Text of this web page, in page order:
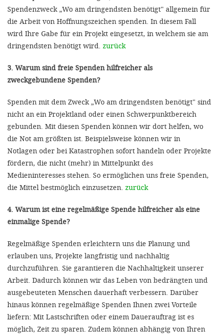
Spendenzweck „Wo am dringendsten benötigt" allgemein für
die Arbeit von Hoffnungszeichen spenden. In diesem Fall
wird Ihre Gabe für ein Projekt eingesetzt, in welchem sie am
dringendsten benötigt wird. zurück
3. Warum sind freie Spenden hilfreicher als
zweckgebundene Spenden?
Spenden mit dem Zweck „Wo am dringendsten benötigt" sind
nicht an ein Projektland oder einen Schwerpunktbereich
gebunden. Mit diesen Spenden können wir dort helfen, wo
die Not am größten ist. Beispielsweise können wir in
Notlagen oder bei Katastrophen sofort handeln oder Projekte
fördern, die nicht (mehr) in Mittelpunkt des
Medieninteresses stehen. So ermöglichen uns freie Spenden,
die Mittel bestmöglich einzusetzen. zurück
4. Warum ist eine regelmäßige Spende hilfreicher als eine
einmalige Spende?
Regelmäßige Spenden erleichtern uns die Planung und
erlauben uns, Projekte langfristig und nachhaltig
durchzuführen. Sie garantieren die Nachhaltigkeit unserer
Arbeit. Dadurch können wir das Leben von bedrängten und
ausgebeuteten Menschen dauerhaft verbessern. Darüber
hinaus können regelmäßige Spenden Ihnen zwei Vorteile
liefern: Mit Lastschriften oder einem Dauerauftrag ist es
möglich, Zeit zu sparen. Zudem können abhängig von Ihren